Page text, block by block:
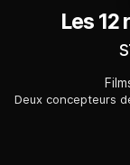
Les 12